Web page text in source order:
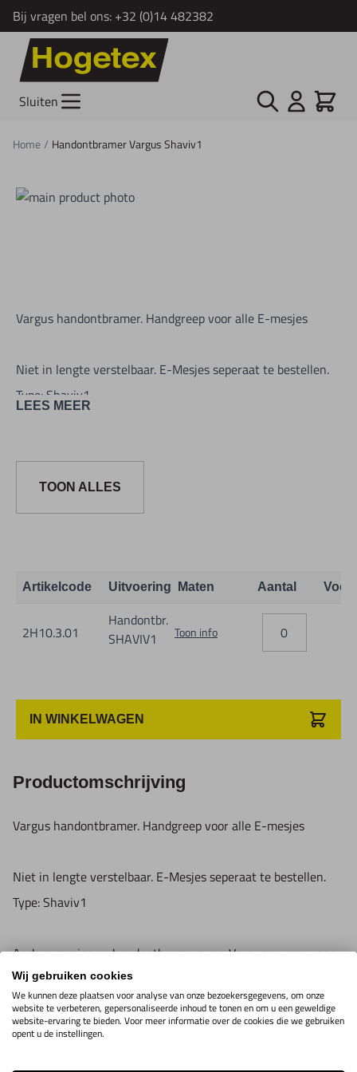
Bij vragen bel ons: +32 (0)14 482382
Ga naar de inhoud
Sluiten Zoek Cart
Home/ Handontbramer Vargus Shaviv1
Vargus handontbramer. Handgreep voor alle E-mesjes
Niet in lengte verstelbaar. E-Mesjes seperaat te bestellen.
Type: Shaviv1
LEES MEER
TOON ALLES
Artikelcode Uitvoering Maten Aantal
2H10.3.01
Handontbr.
SHAVIV1
Toon info
IN WINKELWAGEN
Productomschrijving
Vargus handontbramer. Handgreep voor alle E-mesjes
Niet in lengte verstelbaar. E-Mesjes seperaat te bestellen.
Type: Shaviv1
Andere mesjes en handontbramers van Vargus op aanvraag
Gerelateerde producten
Wij gebruiken cookies
We kunnen deze plaatsen voor analyse van onze bezoekersgegevens, om onze
website te verbeteren, gepersonaliseerde inhoud te tonen en om u een geweldige
website-ervaring te bieden. Voor meer informatie over de cookies die we gebruiken
opent u de instellingen.